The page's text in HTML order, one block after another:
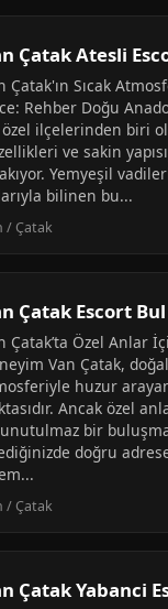
Çatak Atesli
Çatak'ın Sıcak
Rehber Doğu
ilçelerinden biri
ve sakin
Yemyeşil
bilinen bu...
/ Çatak
Çatak Escort Bul
Çatak’ta Özel Anlar
Van Çatak,
huzur
Ancak özel
bir
doğru
/ Çatak
Çatak Yabanci